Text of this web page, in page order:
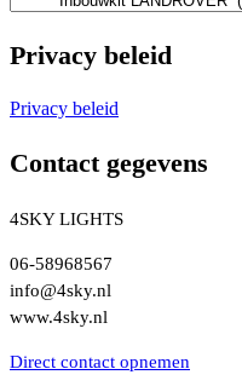
Privacy beleid
Privacy beleid
Contact gegevens
4SKY LIGHTS
06-58968567
info@4sky.nl
www.4sky.nl
Direct contact opnemen